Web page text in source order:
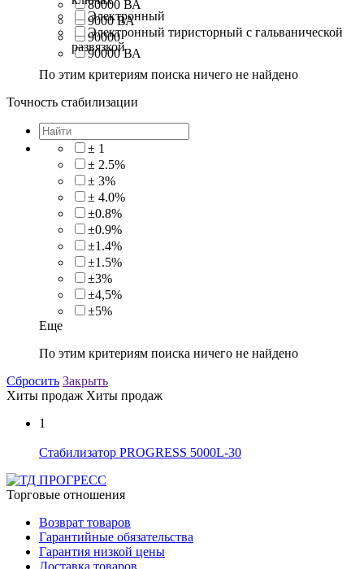
80000 ВА
9000 ВА
90000
90000 ВА
Электронный
Электронный тиристорный с гальванической
развязкой
По этим критериям поиска ничего не найдено
Точность стабилизации
± 1
± 2.5%
± 3%
± 4.0%
±0.8%
±0.9%
±1.4%
±1.5%
±3%
±4,5%
±5%
Еще
По этим критериям поиска ничего не найдено
Сбросить Закрыть
Хиты продаж Хиты продаж
1
Стабилизатор PROGRESS 5000L-30
Торговые отношения
Возврат товаров
Гарантийные обязательства
Гарантия низкой цены
Доставка товаров